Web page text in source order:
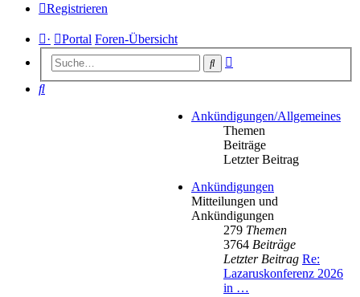
Registrieren
· Portal Foren-Übersicht
Suche
Suche
Ankündigungen/Allgemeines
Themen
Beiträge
Letzter Beitrag
Ankündigungen
Mitteilungen und
Ankündigungen
279 Themen
3764 Beiträge
Letzter Beitrag Re:
Lazaruskonferenz 2026
in …